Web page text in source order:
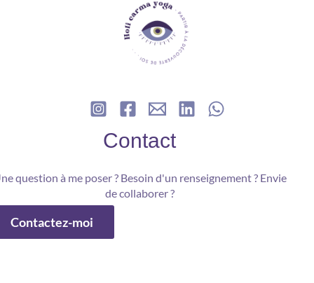
Contact
question à me poser ? Besoin d'un renseignement ? Envie
de collaborer ?
Contactez-moi